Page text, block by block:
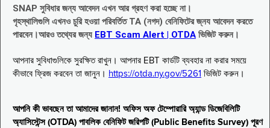
SNAP সুবিধার জন্য আবেদন এখন আর গ্রহণ করা হচ্ছে না।
গৃহস্থালিগুলি এখনও চুরি হওয়া পরিবর্তিত TA (নগদ) বেনিফিটের জ্নয আবেদন করতে
পারবেন।আরও তথ্যের জন্য EBT Scam Alert | OTDA ভিজিট করুন।
আপনার সুবিধাগুলিকে সুরক্ষিত রাখুন। আপনার EBT কার্ডটি ব্যবহার না করার সময়ে
কীভাবে ফ্রিজ করবেন তা জানুন। https://otda.ny.gov/5261 ভিজিট করুন।
আপনি কী ভাবছেন তা আমাদের জানান! অফিস অফ টেম্পোরারি অ্যান্ড ডিজেবিলিটি
অ্যাসিস্টেন্স (OTDA) পাবলিক বেনিফিট জরিপটি (Public Benefits Survey) পূরণ